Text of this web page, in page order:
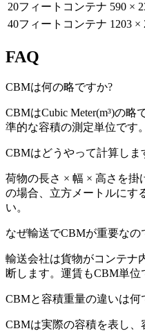
20フィートコンテナ 590 ×
40フィートコンテナ 1203 ×
FAQ
CBMは何の略ですか?
CBMはCubic Meter(m³)の
準的な容積の測定単位です。
CBMはどうやって計算しま
荷物の長さ × 幅 × 高さを
の場合、立方メートルにす
い。
なぜ輸送でCBMが重要なの
輸送会社は貨物がコンテナ
断します。運賃もCBM単位
CBMと容積重量の違いは何
CBMは実際の容積を表し、